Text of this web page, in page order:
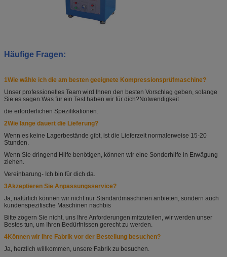
Häufige Fragen:
1Wie wähle ich die am besten geeignete Kompressionsprüfmaschine?
Unser professionelles Team wird Ihnen den besten Vorschlag geben, solange
Sie es sagen.Was für ein Test haben wir für dich? Notwendigkeit
die erforderlichen Spezifikationen.
2Wie lange dauert die Lieferung?
Wenn es keine Lagerbestände gibt, ist die Lieferzeit normalerweise 15-20
Stunden.
Wenn Sie dringend Hilfe benötigen, können wir eine Sonderhilfe in Erwägung
ziehen.
Vereinbarung- Ich bin für dich da.
3Akzeptieren Sie Anpassungsservice?
Ja, natürlich können wir nicht nur Standardmaschinen anbieten, sondern auch
kundenspezifische Maschinen nach bis
Bitte zögern Sie nicht, uns Ihre Anforderungen mitzuteilen, wir werden unser
Bestes tun, um Ihren Bedürfnissen gerecht zu werden.
4Können wir Ihre Fabrik vor der Bestellung besuchen?
Ja, herzlich willkommen, unsere Fabrik zu besuchen.